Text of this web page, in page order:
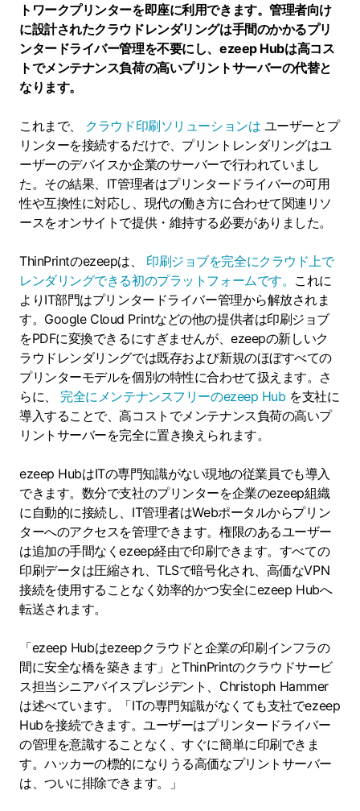
トワークプリンターを即座に利用できます。管理者向け
に設計されたクラウドレンダリングは手間のかかるプリ
ンタードライバー管理を不要にし、ezeep Hubは高コス
トでメンテナンス負荷の高いプリントサーバーの代替と
なります。
これまで、 クラウド印刷ソリューションは ユーザーとプ
リンターを接続するだけで、プリントレンダリングはユ
ーザーのデバイスか企業のサーバーで行われていまし
た。その結果、IT管理者はプリンタードライバーの可用
性や互換性に対応し、現代の働き方に合わせて関連リソ
ースをオンサイトで提供・維持する必要がありました。
ThinPrintのezeepは、 印刷ジョブを完全にクラウド上で
レンダリングできる初のプラットフォームです。 これに
よりIT部門はプリンタードライバー管理から解放されま
す。Google Cloud Printなどの他の提供者は印刷ジョブ
をPDFに変換できるにすぎませんが、ezeepの新しいク
ラウドレンダリングでは既存および新規のほぼすべての
プリンターモデルを個別の特性に合わせて扱えます。さ
らに、 完全にメンテナンスフリーのezeep Hub を支社に
導入することで、高コストでメンテナンス負荷の高いプ
リントサーバーを完全に置き換えられます。
ezeep HubはITの専門知識がない現地の従業員でも導入
できます。数分で支社のプリンターを企業のezeep組織
に自動的に接続し、IT管理者はWebポータルからプリン
ターへのアクセスを管理できます。権限のあるユーザー
は追加の手間なくezeep経由で印刷できます。すべての
印刷データは圧縮され、TLSで暗号化され、高価なVPN
接続を使用することなく効率的かつ安全にezeep Hubへ
転送されます。
「ezeep Hubはezeepクラウドと企業の印刷インフラの
間に安全な橋を築きます」とThinPrintのクラウドサービ
ス担当シニアバイスプレジデント、Christoph Hammer
は述べています。「ITの専門知識がなくても支社でezeep
Hubを接続できます。ユーザーはプリンタードライバー
の管理を意識することなく、すぐに簡単に印刷できま
す。ハッカーの標的になりうる高価なプリントサーバー
は、ついに排除できます。」